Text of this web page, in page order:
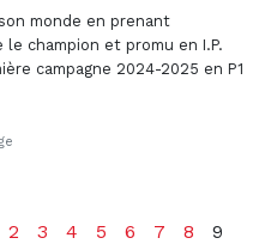
monde en prenant
champion et promu en I.P.
campagne 2024-2025 en P1
2 3 4 5 6 7 8
9